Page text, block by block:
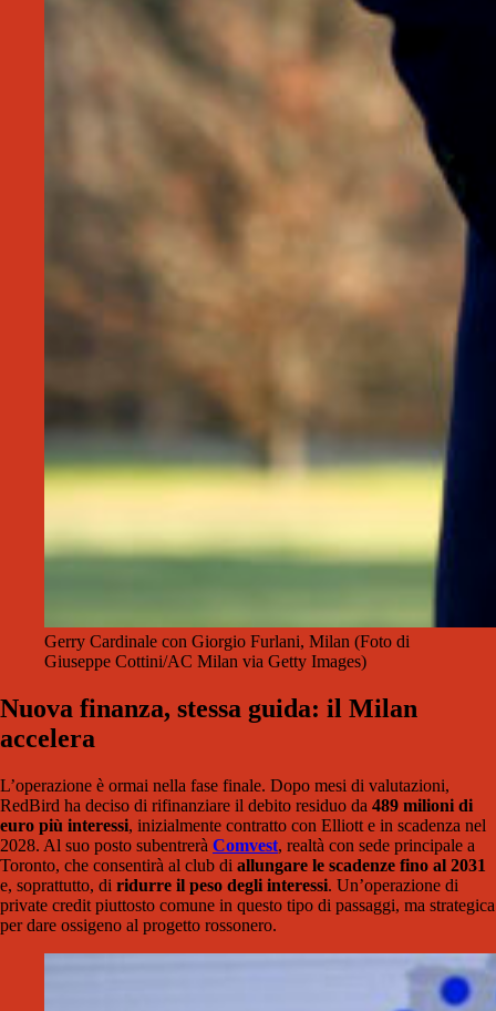
Gerry Cardinale con Giorgio Furlani, Milan (Foto di
Giuseppe Cottini/AC Milan via Getty Images)
Nuova finanza, stessa guida: il Milan
accelera
L’operazione è ormai nella fase finale. Dopo mesi di valutazioni,
RedBird ha deciso di rifinanziare il debito residuo da 489 milioni di
euro più interessi, inizialmente contratto con Elliott e in scadenza nel
2028. Al suo posto subentrerà Comvest, realtà con sede principale a
Toronto, che consentirà al club di allungare le scadenze fino al 2031
e, soprattutto, di ridurre il peso degli interessi. Un’operazione di
private credit piuttosto comune in questo tipo di passaggi, ma strategica
per dare ossigeno al progetto rossonero.